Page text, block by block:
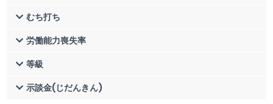
むち打ち
労働能力喪失率
等級
示談金(じだんきん)